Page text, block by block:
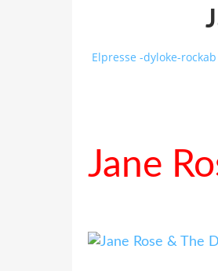
Elpresse -dyloke-rockab
Jane